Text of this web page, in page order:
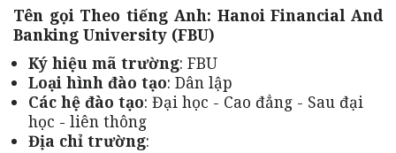
Tên gọi Theo tiếng Anh: Hanoi Financial And
Banking University (FBU)
Ký hiệu mã trường: FBU
Loại hình đào tạo: Dân lập
Các hệ đào tạo: Đại học - Cao đẳng - Sau đại
học - liên thông
Địa chỉ trường: